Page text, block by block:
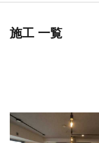
施工 一覧